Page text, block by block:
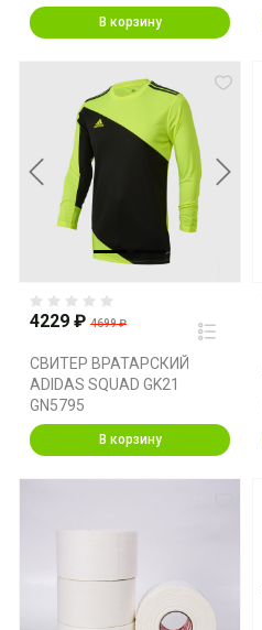
В корзину
Previous Next
4229 ₽ 4699 ₽
СВИТЕР ВРАТАРСКИЙ
ADIDAS SQUAD GK21
GN5795
В корзину